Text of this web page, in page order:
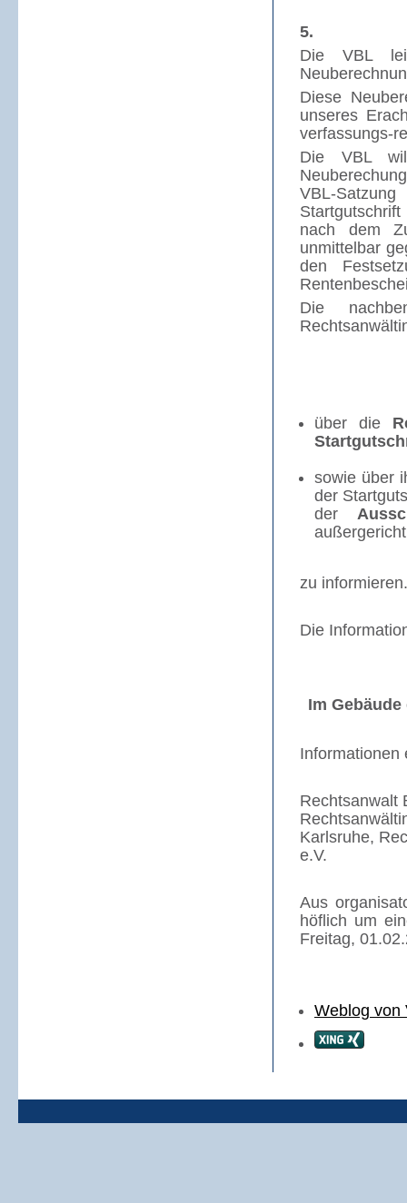
5.
Die VBL
Diese
unseres
verfassungs-
Die VBL
VBL-
nach dem
unmittelbar
den
Die
über die
sowie über
der
der
zu informieren.
Die
Im
Informationen
Rechtsanwalt
Karlsruhe,
e.V.
Aus
höflich um
Freitag,
Weblog von